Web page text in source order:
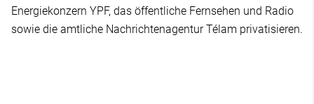
Energiekonzern YPF, das öffentliche Fernsehen und Radio
sowie die amtliche Nachrichtenagentur Télam privatisieren.